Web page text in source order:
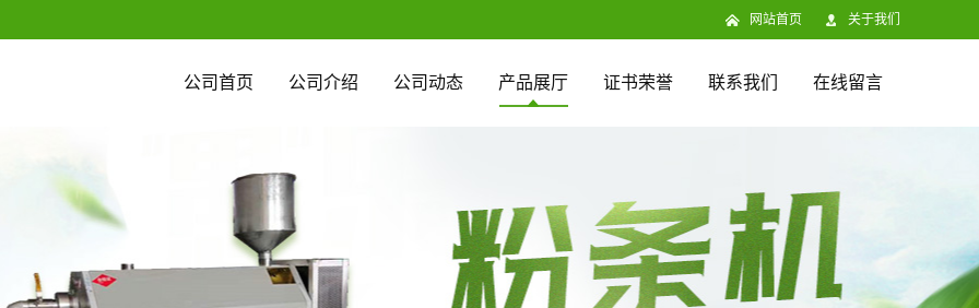
网站首页 关于我们
公司首页 公司介绍 公司动态 产品展厅 证书荣誉 联系我们 在线留言